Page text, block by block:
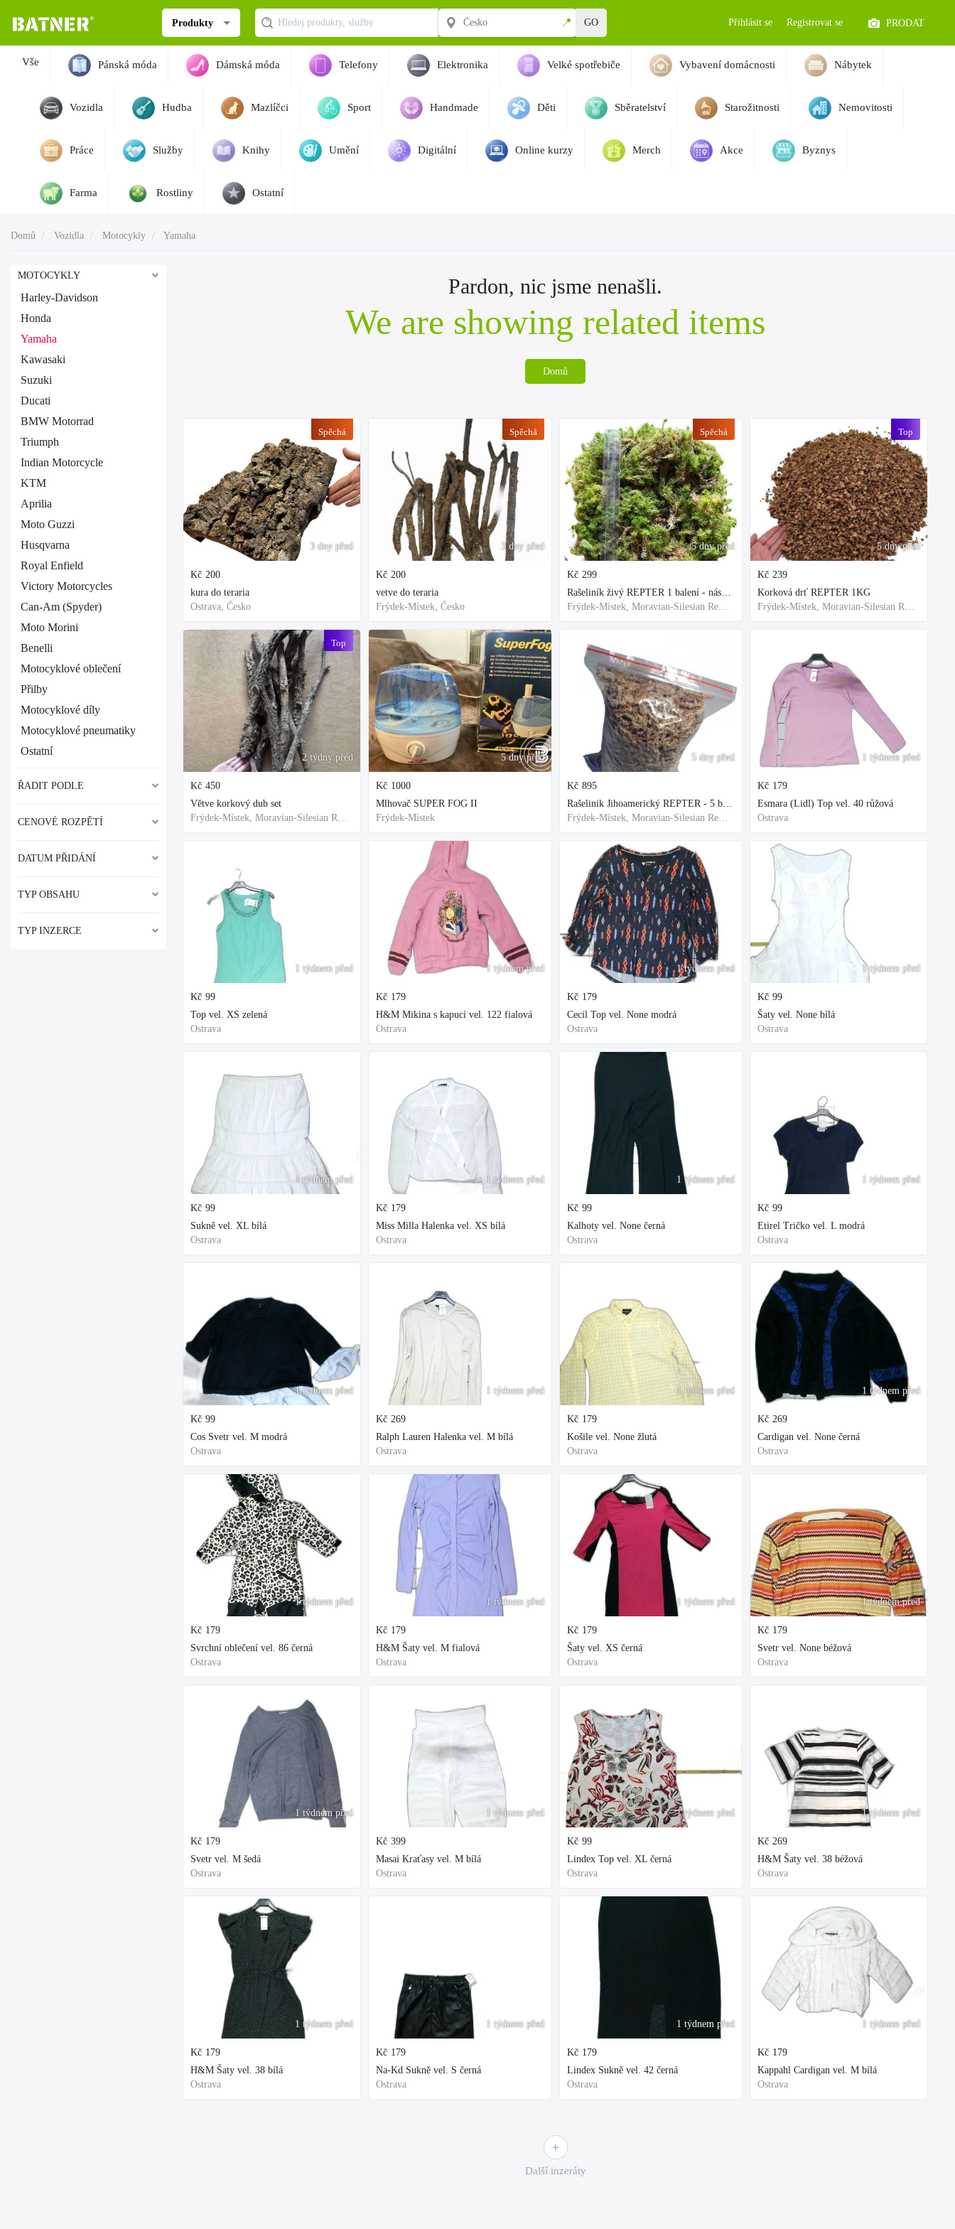
Produkty 📍 GO Přihlásit se Registrovat se PRODAT
Vše Pánská móda Dámská móda Telefony Elektronika Velké spotřebiče Vybavení domácnosti Nábytek
Vozidla Hudba Mazlíčci Sport Handmade Děti Sběratelství Starožitnosti Nemovitosti
Práce Služby Knihy Umění Digitální Online kurzy Merch Akce Byznys
Farma Rostliny Ostatní
Domů Vozidla Motocykly Yamaha
MOTOCYKLY
Harley-Davidson
Honda
Yamaha
Kawasaki
Suzuki
Ducati
BMW Motorrad
Triumph
Indian Motorcycle
KTM
Aprilia
Moto Guzzi
Husqvarna
Royal Enfield
Victory Motorcycles
Can-Am (Spyder)
Moto Morini
Benelli
Motocyklové oblečení
Přilby
Motocyklové díly
Motocyklové pneumatiky
Ostatní
ŘADIT PODLE
CENOVÉ ROZPĚTÍ
DATUM PŘIDÁNÍ
TYP OBSAHU
TYP INZERCE
Pardon, nic jsme nenašli.
We are showing related items
Domů
3 dny před
Spěchá
Kč 200
kura do teraria
Ostrava, Česko
2 týdny před
Top
Kč 450
Větve korkový dub set
Frýdek-Místek, Moravian-Silesian Region,Others
1 týdnem před
Kč 99
Top vel. XS zelená
Ostrava
1 týdnem před
Kč 99
Sukně vel. XL bílá
Ostrava
1 týdnem před
Kč 99
Cos Svetr vel. M modrá
Ostrava
1 týdnem před
Kč 179
Svrchní oblečení vel. 86 černá
Ostrava
1 týdnem před
Kč 179
Svetr vel. M šedá
Ostrava
1 týdnem před
Kč 179
H&M Šaty vel. 38 bílá
Ostrava
3 dny před
Spěchá
Kč 200
vetve do teraria
Frýdek-Místek, Česko
5 dny před
Kč 1000
Mlhovač SUPER FOG II
Frýdek-Místek
1 týdnem před
Kč 179
H&M Mikina s kapucí vel. 122 fialová
Ostrava
1 týdnem před
Kč 179
Miss Milla Halenka vel. XS bílá
Ostrava
1 týdnem před
Kč 269
Ralph Lauren Halenka vel. M bílá
Ostrava
1 týdnem před
Kč 179
H&M Šaty vel. M fialová
Ostrava
1 týdnem před
Kč 399
Masai Kraťasy vel. M bílá
Ostrava
1 týdnem před
Kč 179
Na-Kd Sukně vel. S černá
Ostrava
5 dny před
Spěchá
Kč 299
Rašeliník živý REPTER 1 balení - násada, TOP kvalita 30cm-30cm-8cm
Frýdek-Místek, Moravian-Silesian Region,Others
5 dny před
Kč 895
Rašelinik Jihoamerický REPTER - 5 balení - 500g -
Frýdek-Místek, Moravian-Silesian Region,Others
1 týdnem před
Kč 179
Cecil Top vel. None modrá
Ostrava
1 týdnem před
Kč 99
Kalhoty vel. None černá
Ostrava
1 týdnem před
Kč 179
Košile vel. None žlutá
Ostrava
1 týdnem před
Kč 179
Šaty vel. XS černá
Ostrava
1 týdnem před
Kč 99
Lindex Top vel. XL černá
Ostrava
1 týdnem před
Kč 179
Lindex Sukně vel. 42 černá
Ostrava
5 dny před
Top
Kč 239
Korková drť REPTER 1KG
Frýdek-Místek, Moravian-Silesian Region,Others
1 týdnem před
Kč 179
Esmara (Lidl) Top vel. 40 růžová
Ostrava
1 týdnem před
Kč 99
Šaty vel. None bílá
Ostrava
1 týdnem před
Kč 99
Etirel Tričko vel. L modrá
Ostrava
1 týdnem před
Kč 269
Cardigan vel. None černá
Ostrava
1 týdnem před
Kč 179
Svetr vel. None béžová
Ostrava
1 týdnem před
Kč 269
H&M Šaty vel. 38 béžová
Ostrava
1 týdnem před
Kč 179
Kappahl Cardigan vel. M bílá
Ostrava
Další inzeráty